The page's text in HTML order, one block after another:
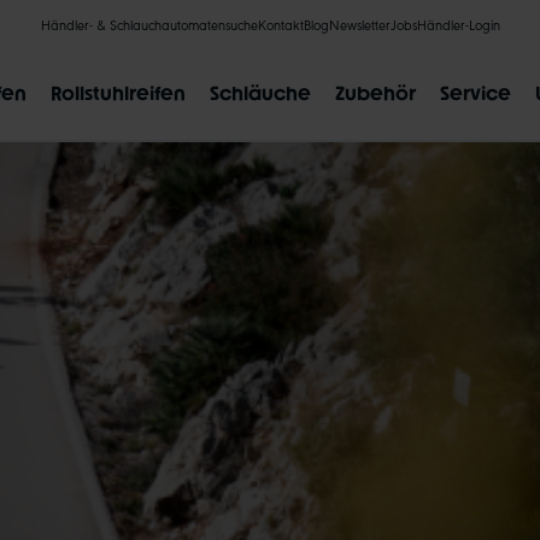
Händler- & SchlauchautomatensucheKontaktBlogNewsletter JobsHändler-Login
Rollstuhlreifen Schläuche Zubehör Service
BELIEBTE SUCHANFRAGEN
CLIK VALVE RECYCLING UNPLATTBAR